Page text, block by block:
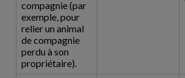
compagnie (par
exemple, pour
relier un animal
de compagnie
perdu à son
propriétaire).